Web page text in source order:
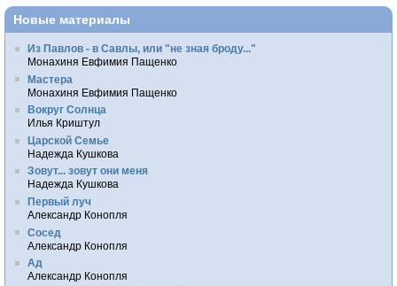
Новые материалы
Из Павлов - в Савлы, или "не зная броду..."
Монахиня Евфимия Пащенко
Мастера
Монахиня Евфимия Пащенко
Вокруг Солнца
Илья Криштул
Царской Семье
Надежда Кушкова
Зовут... зовут они меня
Надежда Кушкова
Первый луч
Александр Конопля
Сосед
Александр Конопля
Ад
Александр Конопля